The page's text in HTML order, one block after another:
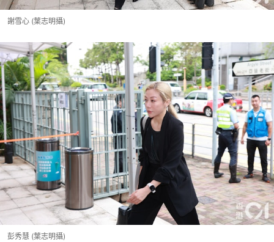
謝雪心 (葉志明攝)
彭秀慧 (葉志明攝)